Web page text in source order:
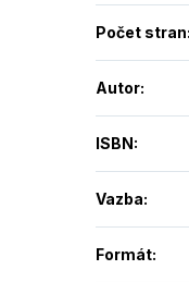
Počet stran
Autor:
ISBN:
Vazba:
Formát: